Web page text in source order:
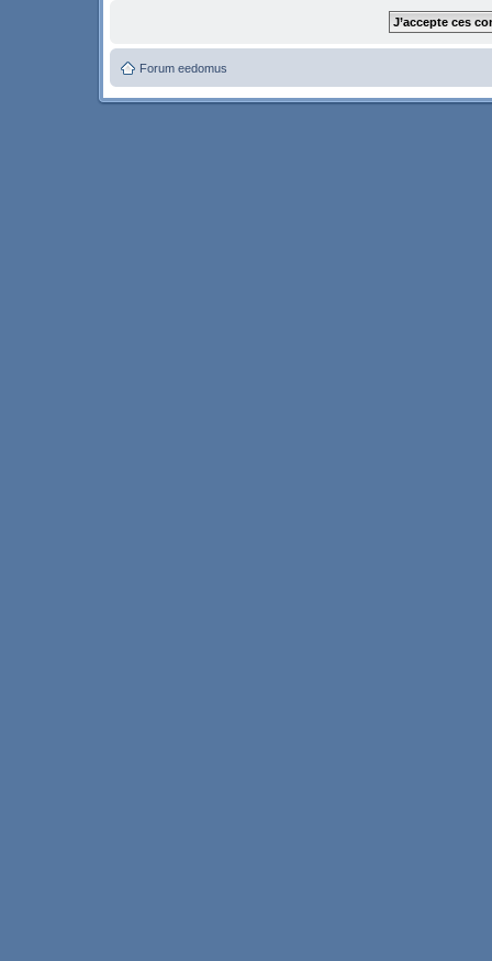
Forum eedomus